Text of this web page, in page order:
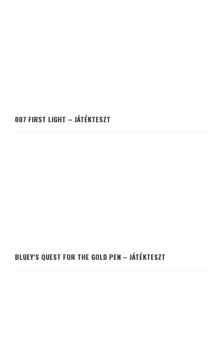
007 FIRST LIGHT – JÁTÉKTESZT
BLUEY’S QUEST FOR THE GOLD PEN – JÁTÉKTESZT